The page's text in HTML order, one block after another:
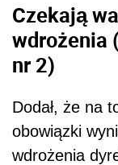
Czekają
wdrożenia
nr 2)
Dodał, że na
obowiązki
wdrożenia